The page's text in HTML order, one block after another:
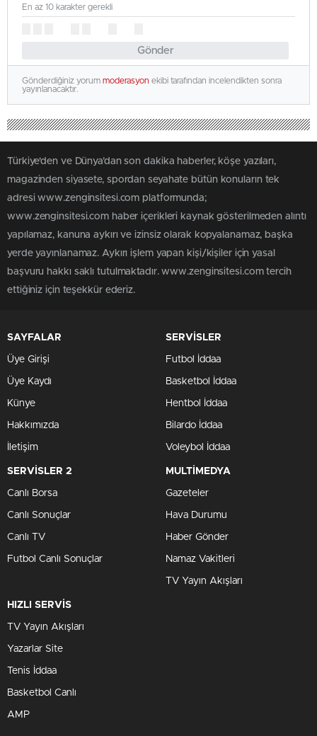
Gönder
En az 10 karakter gerekli
Gönderdiğiniz yorum moderasyon ekibi tarafından incelendikten sonra
yayınlanacaktır.
Türkiye'den ve Dünya’dan son dakika haberler, köşe yazıları,
magazinden siyasete, spordan seyahate bütün konuların tek
adresi www.zenginsitesi.com platformunda;
www.zenginsitesi.com haber içerikleri kaynak gösterilmeden alıntı
yapılamaz, kanuna aykırı ve izinsiz olarak kopyalanamaz, başka
yerde yayınlanamaz. Aykırı işlem yapan kişi/kişiler için yasal
başvuru hakkı saklı tutulmaktadır. www.zenginsitesi.com tercih
ettiğiniz için teşekkür ederiz.
SAYFALAR
Üye Girişi
Üye Kaydı
Künye
Hakkımızda
İletişim
SERVİSLER
Futbol İddaa
Basketbol İddaa
Hentbol İddaa
Bilardo İddaa
Voleybol İddaa
SERVİSLER 2
Canlı Borsa
Canlı Sonuçlar
Canlı TV
Futbol Canlı Sonuçlar
MULTİMEDYA
Gazeteler
Hava Durumu
Haber Gönder
Namaz Vakitleri
TV Yayın Akışları
HIZLI SERVİS
TV Yayın Akışları
Yazarlar Site
Tenis İddaa
Basketbol Canlı
AMP